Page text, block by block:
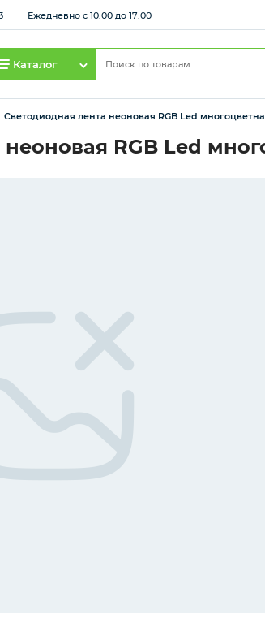
Ежедневно с 10:00 до 17:00
Каталог
Cветодиодная лента неоновая RGB Led
RGB Led